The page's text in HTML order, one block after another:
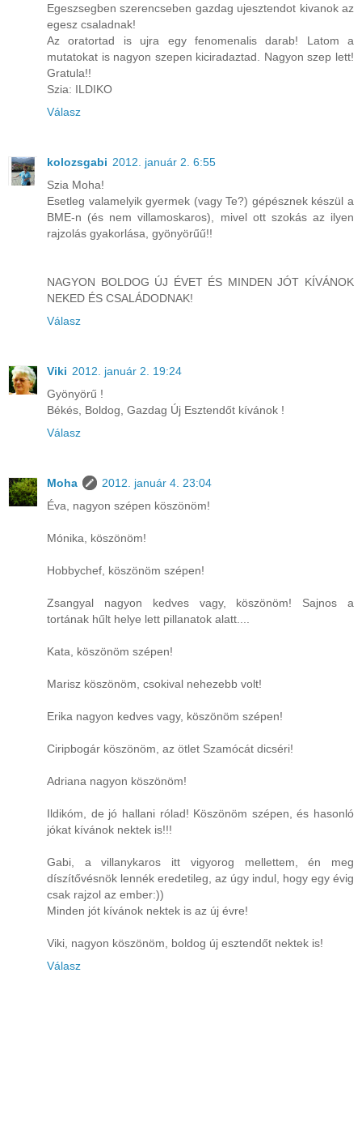
Egeszsegben szerencseben gazdag ujesztendot kivanok az
egesz csaladnak!
Az oratortad is ujra egy fenomenalis darab! Latom a
mutatokat is nagyon szepen kiciradaztad. Nagyon szep lett!
Gratula!!
Szia: ILDIKO
Válasz
kolozsgabi 2012. január 2. 6:55
Szia Moha!
Esetleg valamelyik gyermek (vagy Te?) gépésznek készül a
BME-n (és nem villamoskaros), mivel ott szokás az ilyen
rajzolás gyakorlása, gyönyörűű!!
NAGYON BOLDOG ÚJ ÉVET ÉS MINDEN JÓT KÍVÁNOK
NEKED ÉS CSALÁDODNAK!
Válasz
Viki 2012. január 2. 19:24
Gyönyörű !
Békés, Boldog, Gazdag Új Esztendőt kívánok !
Válasz
Moha
2012. január 4. 23:04
Éva, nagyon szépen köszönöm!
Mónika, köszönöm!
Hobbychef, köszönöm szépen!
Zsangyal nagyon kedves vagy, köszönöm! Sajnos a
tortának hűlt helye lett pillanatok alatt....
Kata, köszönöm szépen!
Marisz köszönöm, csokival nehezebb volt!
Erika nagyon kedves vagy, köszönöm szépen!
Ciripbogár köszönöm, az ötlet Szamócát dicséri!
Adriana nagyon köszönöm!
Ildikóm, de jó hallani rólad! Köszönöm szépen, és hasonló
jókat kívánok nektek is!!!
Gabi, a villanykaros itt vigyorog mellettem, én meg
díszítővésnök lennék eredetileg, az úgy indul, hogy egy évig
csak rajzol az ember:))
Minden jót kívánok nektek is az új évre!
Viki, nagyon köszönöm, boldog új esztendőt nektek is!
Válasz